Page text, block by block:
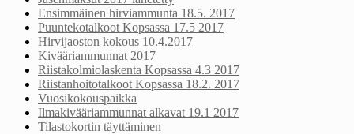
Ensimmäinen hirviammunta 18.5. 2017
Puuntekotalkoot Kopsassa 17.5 2017
Hirvijaoston kokous 10.4.2017
Kivääriammunnat 2017
Riistakolmiolaskenta Kopsassa 4.3 2017
Riistanhoitotalkoot Kopsassa 18.2. 2017
Vuosikokouspaikka
Ilmakivääriammunnat alkavat 19.1 2017
Tilastokortin täyttäminen